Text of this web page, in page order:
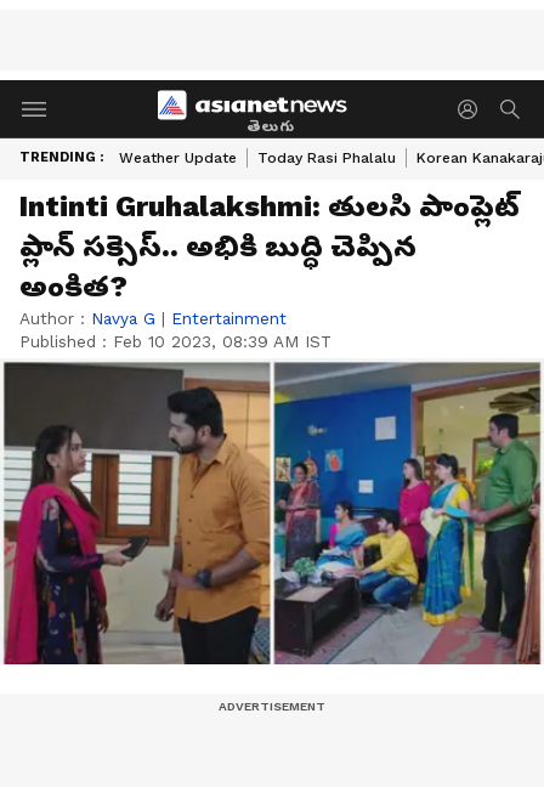
తెలుగు
TRENDING : Weather Update Today Rasi Phalalu Korean
Intinti Gruhalakshmi: తులసి పాంప్లెట్
ప్లాన్ సక్సెస్.. అభికి బుద్ధి చెప్పిన
అంకిత?
Author : Navya G | Entertainment
Published : Feb 10 2023, 08:39 AM IST